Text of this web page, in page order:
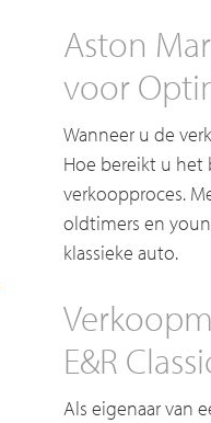
Aston
voor
Wanneer u de
Hoe bereikt u het
verkoopproces.
oldtimers en
klassieke auto.
E&R
Als eigenaar van